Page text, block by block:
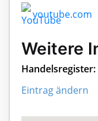
youtube.com
Weitere
Handelsregister:
Eintrag ändern